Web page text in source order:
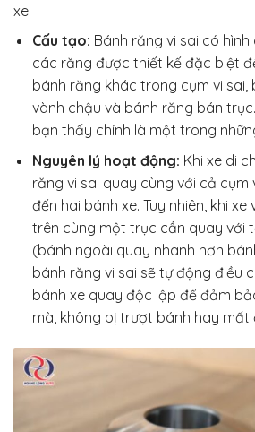
xe.
Cấu tạo: Bánh răng vi sai có
các răng được thiết kế đặc biệt
bánh răng khác trong cụm vi
vành chậu và bánh răng bán
bạn thấy chính là một trong
Nguyên lý hoạt động: Khi xe di
răng vi sai quay cùng với cả cụm
đến hai bánh xe. Tuy nhiên, khi
trên cùng một trục cần quay với
(bánh ngoài quay nhanh hơn
bánh răng vi sai sẽ tự động điều
bánh xe quay độc lập để đảm
mà, không bị trượt bánh hay mất